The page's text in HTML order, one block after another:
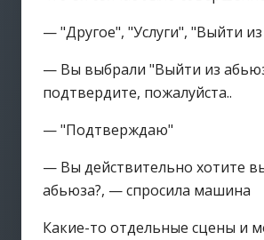
— "Другое", "Услуги", "Выйти
— Вы выбрали "Выйти из
подтвердите, пожалуйста..
— "Подтверждаю"
— Вы действительно хотите
абьюза?, — спросила машина
Какие-то отдельные сцены и